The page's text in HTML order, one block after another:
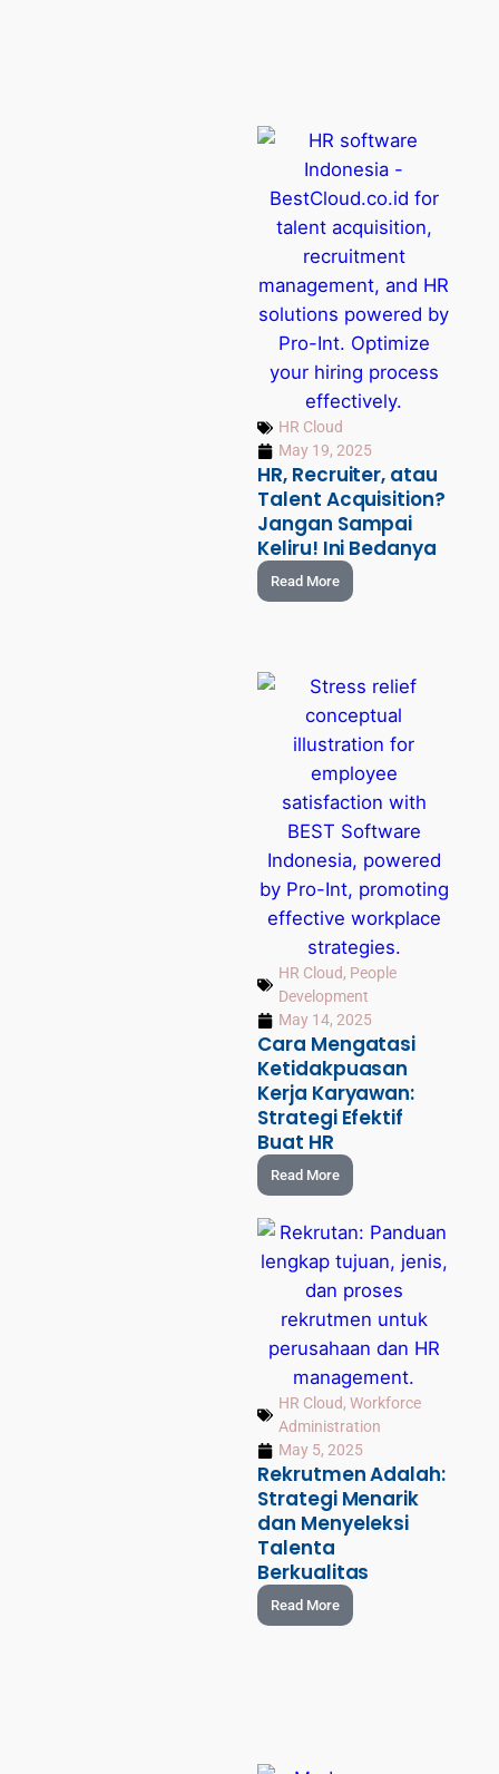
HR Cloud
May 19, 2025
HR, Recruiter, atau
Talent Acquisition?
Jangan Sampai
Keliru! Ini Bedanya
Read More
HR Cloud, People
Development
May 14, 2025
Cara Mengatasi
Ketidakpuasan
Kerja Karyawan:
Strategi Efektif
Buat HR
Read More
HR Cloud,Workforce
Administration
May 5, 2025
Rekrutmen Adalah:
Strategi Menarik
dan Menyeleksi
Talenta
Berkualitas
Read More